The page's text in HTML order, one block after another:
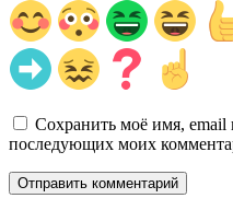
Сохранить моё имя, email
последующих моих